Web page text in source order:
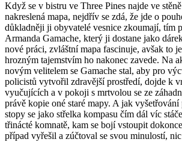
Když se v bistru ve Three Pines najde ve
nakreslená mapa, nejdřív se zdá, že jde o
důkladněji ji obyvatelé vesnice zkoumají, tím
Armanda Gamache, který ji dostane jako
nové práci, zvláštní mapa fascinuje, avšak to
hrozným tajemstvím ho nakonec zavede. Na
novým velitelem se Gamache stal, aby pro
policistů vytvořil zdravější prostředí, dojde k
vyučujících a v pokoji s mrtvolou se ze
právě kopie oné staré mapy. A jak
stopy se jako střelka kompasu čím dál víc
třinácté komnatě, kam se bojí vstoupit
případ vyřešil a zúčtoval se svou minulostí,